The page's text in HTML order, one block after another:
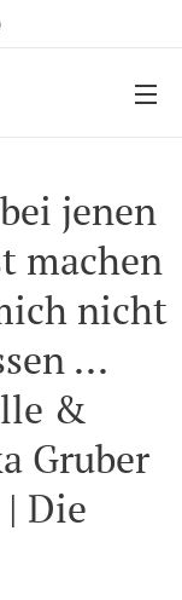
jenen
machen
nicht
...
&
Gruber
Die